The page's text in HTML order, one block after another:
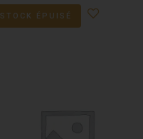
STOCK ÉPUISÉ